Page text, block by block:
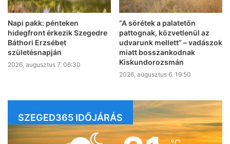
Napi pakk: pénteken
hidegfront érkezik Szegedre
Báthori Erzsébet
születésnapján
2026, augusztus 7. 06:30
“A sörétek a palatetőn
pattognak, közvetlenül az
udvarunk mellett” – vadászok
miatt bosszankodnak
Kiskundorozsmán
2026, augusztus 6. 19:50
SZEGED365 IDŐJÁRÁS